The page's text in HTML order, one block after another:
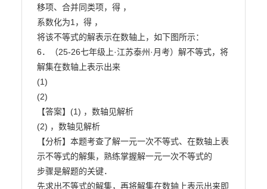
移项、合并同类项，得 ，
系数化为1，得 ，
将该不等式的解表示在数轴上，如下图所示：
6．（25-26七年级上·江苏泰州·月考）解不等式，将
解集在数轴上表示出来
(1)
(2)
【答案】(1) ，数轴见解析
(2) ，数轴见解析
【分析】本题考查了解一元一次不等式、在数轴上表
示不等式的解集，熟练掌握解一元一次不等式的
步骤是解题的关键．
先求出不等式的解集，再将解集在数轴上表示出来即